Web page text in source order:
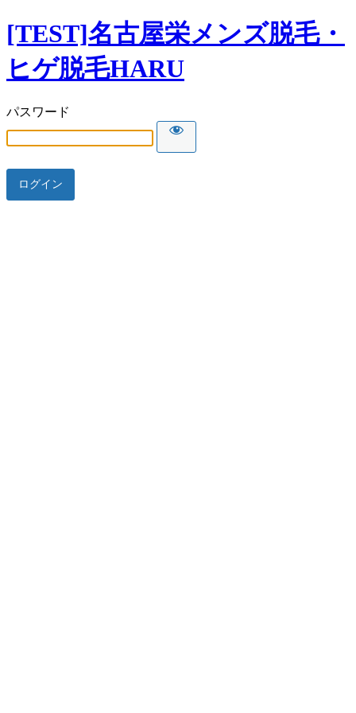
[TEST]名古屋栄メンズ脱毛・
ヒゲ脱毛HARU
パスワード